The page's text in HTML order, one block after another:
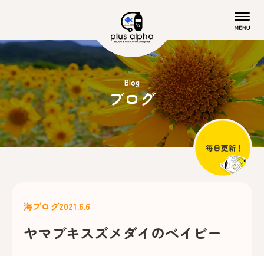
Blog
ブログ
海ブログ2021.6.6
ヤマブキスズメダイのベイビー